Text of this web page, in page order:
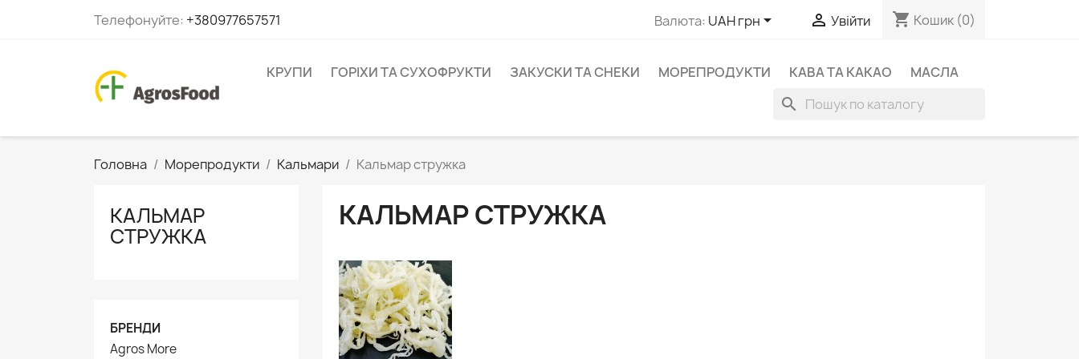
Телефонуйте: +380977657571 Валюта: UAH грн  Увійти shopping_cart Кошик (0)
КРУПИ ГОРІХИ ТА СУХОФРУКТИ ЗАКУСКИ ТА СНЕКИ МОРЕПРОДУКТИ КАВА ТА КАКАО МАСЛА
search
Головна Морепродукти Кальмари Кальмар стружка
КАЛЬМАР
СТРУЖКА
БРЕНДИ
Agros More
КАЛЬМАР СТРУЖКА